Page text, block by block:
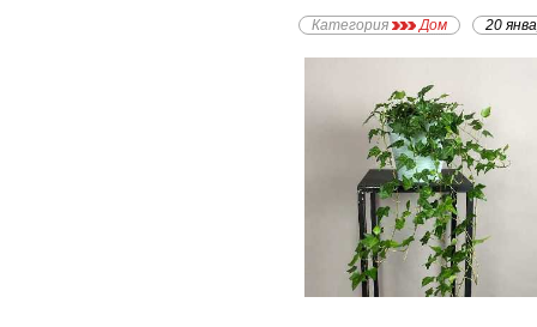
Категория Дом 20